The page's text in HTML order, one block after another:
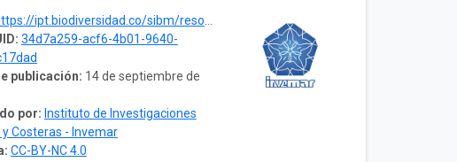
ipt.biodiversidad.co/sibm/resource?r=coleccionfitoplanctonmixtomhnmc
34d7a259-acf6-4b01-9640-
publicación: 14 de septiembre de
por: Instituto de Investigaciones
y Costeras - Invemar
CC-BY-NC 4.0